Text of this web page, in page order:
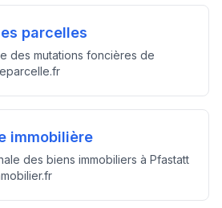
parcelles
des mutations foncières de
immobilière
des biens immobiliers à Pfastatt